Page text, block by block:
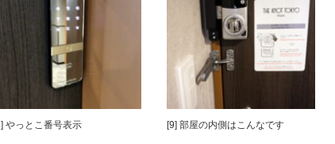
やっとこ番号表示 [9] 部屋の内側はこんなです